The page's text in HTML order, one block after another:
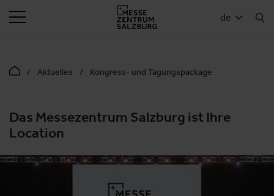
de
Aktuelles Kongress- und Tagungspackage
Das Messezentrum Salzburg ist Ihre
Location